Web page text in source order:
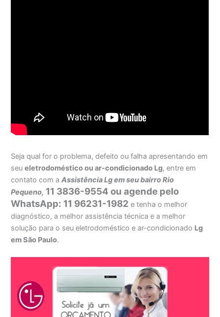
Seja qual for o problema, defeito ou falha apresentando em
seueletrodoméstico ou ar-condicionado Lg, entre em
contato com aAssistência Lg em seu bairro Rio
Pequeno, 11 3836-9554 ou agende pelo
WhatsApp: 11 96231-1982 e tenha o melhor
diagnóstico, a melhor assistência técnica e a melhor
solução para o seu eletrodoméstico e ar-condicionado Lg
em São Paulo.